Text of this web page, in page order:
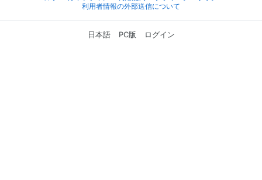
利用者情報の外部送信について
日本語 PC版 ログイン